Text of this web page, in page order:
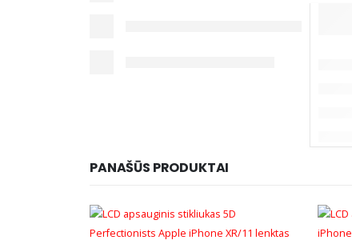
PANAŠŪS PRODUKTAI